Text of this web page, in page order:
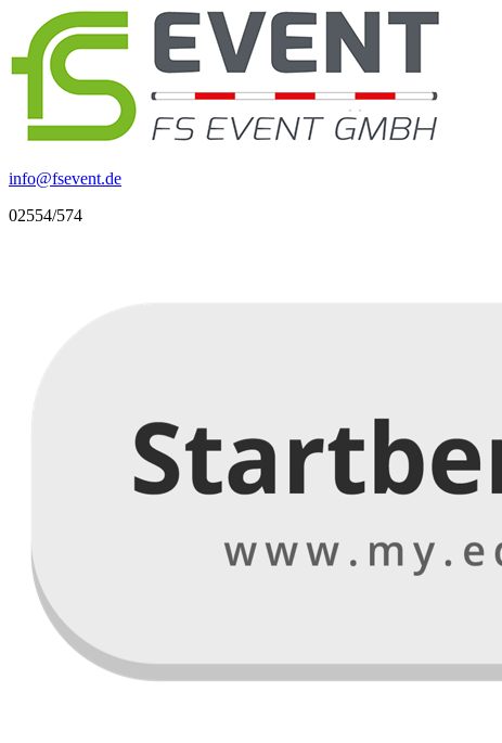
info@fsevent.de
02554/574